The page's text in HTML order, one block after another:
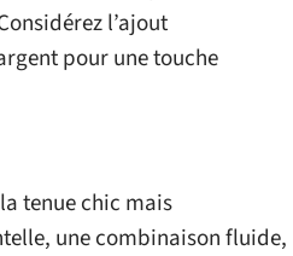
l’ajout
pour une touche
tenue chic mais
une combinaison fluide,